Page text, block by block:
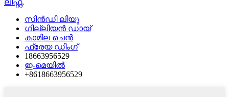
ലിഫ്റ്റ്,
സിൻഡി ലിയു
ഗില്ലിയൻ ഡായ്
കാമില ചെൻ
ഫ്രേയ ഡിംഗ്
18663956529
ഇ-മെയിൽ
+8618663956529